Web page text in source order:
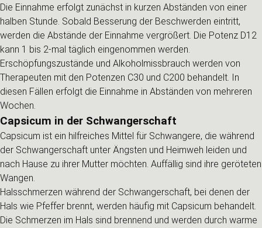
Die Einnahme erfolgt zunächst in kurzen Abständen von einer
halben Stunde. Sobald Besserung der Beschwerden eintritt,
werden die Abstände der Einnahme vergrößert. Die Potenz D12
kann 1 bis 2-mal täglich eingenommen werden.
Erschöpfungszustände und Alkoholmissbrauch werden von
Therapeuten mit den Potenzen C30 und C200 behandelt. In
diesen Fällen erfolgt die Einnahme in Abständen von mehreren
Wochen.
Capsicum in der Schwangerschaft
Capsicum ist ein hilfreiches Mittel für Schwangere, die während
der Schwangerschaft unter Ängsten und Heimweh leiden und
nach Hause zu ihrer Mutter möchten. Auffällig sind ihre geröteten
Wangen.
Halsschmerzen während der Schwangerschaft, bei denen der
Hals wie Pfeffer brennt, werden häufig mit Capsicum behandelt.
Die Schmerzen im Hals sind brennend und werden durch warme